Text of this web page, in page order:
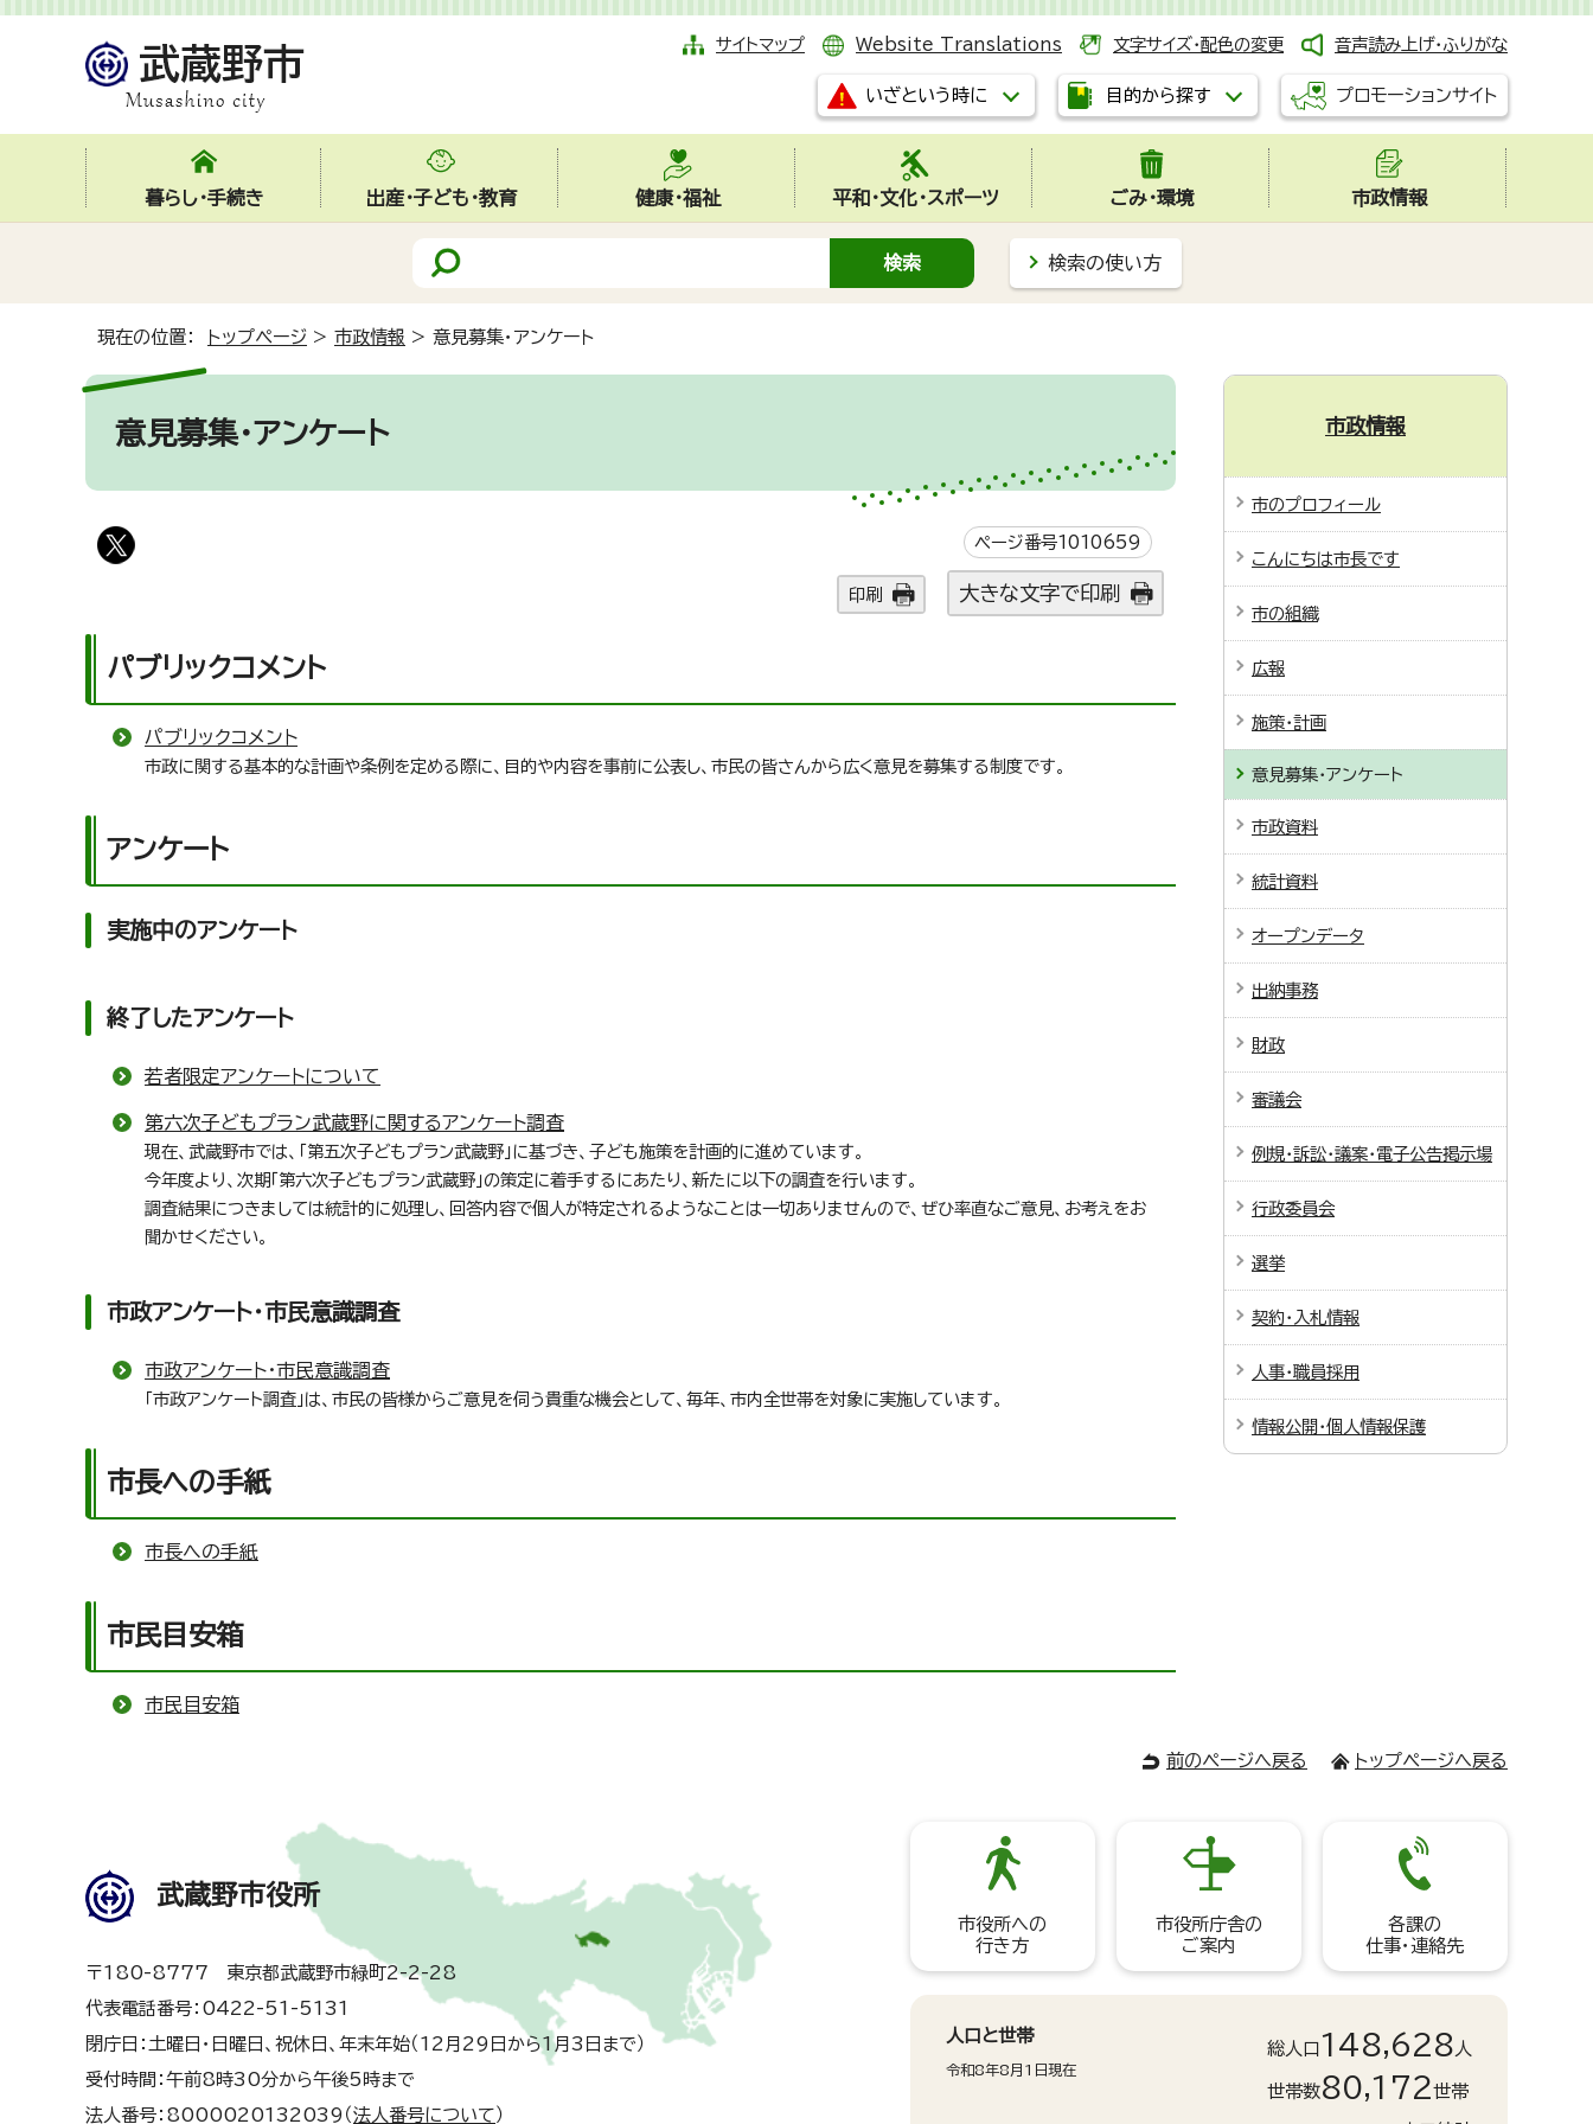
サイトマップ Website Translations 文字サイズ・配色の変更 音声読み上げ・ふりがな
いざという時に 目的から探す プロモーションサイト
暮らし・手続き 出産・子ども・教育 健康・福祉 平和・文化・スポーツ ごみ・環境 市政情報
検索の使い方
現在の位置： トップページ > 市政情報 > 意見募集・アンケート
意見募集・アンケート
ページ番号1010659
印刷 大きな文字で印刷
パブリックコメント
パブリックコメント
市政に関する基本的な計画や条例を定める際に、目的や内容を事前に公表し、市民の皆さんから広く意見を募集する制度です。
アンケート
実施中のアンケート
終了したアンケート
若者限定アンケートについて
第六次子どもプラン武蔵野に関するアンケート調査
現在、武蔵野市では、「第五次子どもプラン武蔵野」に基づき、子ども施策を計画的に進めています。
今年度より、次期「第六次子どもプラン武蔵野」の策定に着手するにあたり、新たに以下の調査を行います。
調査結果につきましては統計的に処理し、回答内容で個人が特定されるようなことは一切ありませんので、ぜひ率直なご意見、お考えをお
聞かせください。
市政アンケート・市民意識調査
市政アンケート・市民意識調査
「市政アンケート調査」は、市民の皆様からご意見を伺う貴重な機会として、毎年、市内全世帯を対象に実施しています。
市長への手紙
市長への手紙
市民目安箱
市民目安箱
市政情報
市のプロフィール
こんにちは市長です
市の組織
広報
施策・計画
意見募集・アンケート
市政資料
統計資料
オープンデータ
出納事務
財政
審議会
例規・訴訟・議案・電子公告掲示場
行政委員会
選挙
契約・入札情報
人事・職員採用
情報公開・個人情報保護
前のページへ戻る トップページへ戻る
武蔵野市役所
〒180-8777 東京都武蔵野市緑町2-2-28
代表電話番号：0422-51-5131
閉庁日：土曜日・日曜日、祝休日、年末年始（12月29日から1月3日まで）
受付時間：午前8時30分から午後5時まで
法人番号：8000020132039（ 法人番号について ）
市役所への
行き方
市役所庁舎の
ご案内
各課の
仕事・連絡先
人口と世帯
令和8年8月1日現在
総人口 148,628 人
世帯数80,172世帯